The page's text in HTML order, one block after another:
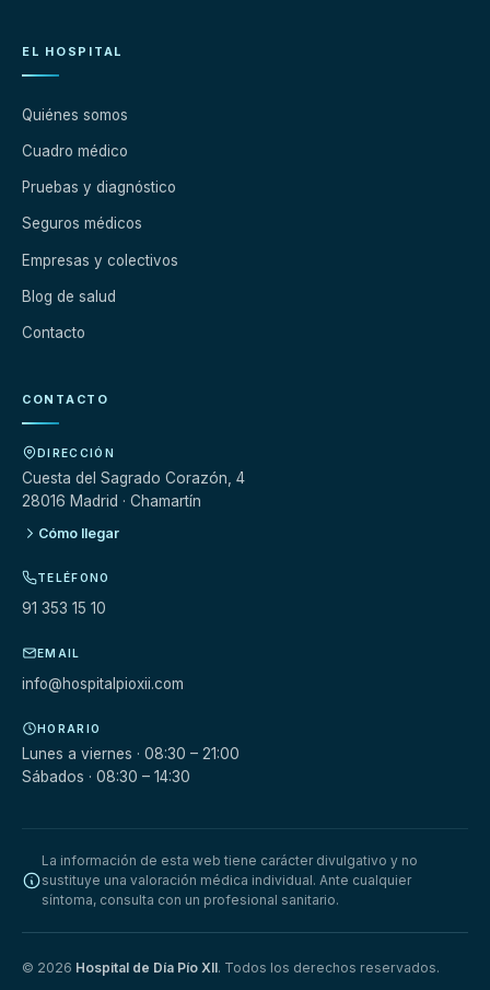
EL HOSPITAL
Quiénes somos
Cuadro médico
Pruebas y diagnóstico
Seguros médicos
Empresas y colectivos
Blog de salud
Contacto
CONTACTO
DIRECCIÓN
Cuesta del Sagrado Corazón, 4
28016 Madrid · Chamartín
Cómo llegar
TELÉFONO
91 353 15 10
EMAIL
info@hospitalpioxii.com
HORARIO
Lunes a viernes · 08:30 – 21:00
Sábados · 08:30 – 14:30
La información de esta web tiene carácter divulgativo y no
sustituye una valoración médica individual. Ante cualquier
síntoma, consulta con un profesional sanitario.
© 2026 Hospital de Día Pío XII. Todos los derechos reservados.